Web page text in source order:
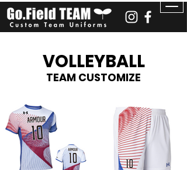
VOLLEYBALL
TEAM CUSTOMIZE